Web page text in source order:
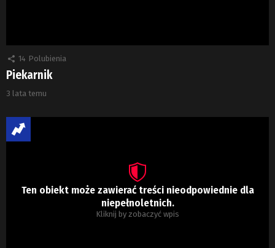
14 Polubienia
Piekarnik
3 lata temu
Ten obiekt może zawierać treści nieodpowiednie dla
niepełnoletnich.
Kliknij by zobaczyć wpis